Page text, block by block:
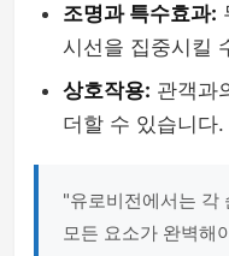
조명과 특수효과:
시선을 집중시킬
상호작용: 관객과
더할 수 있습니다.
"유로비전에서는 각
모든 요소가 완벽해